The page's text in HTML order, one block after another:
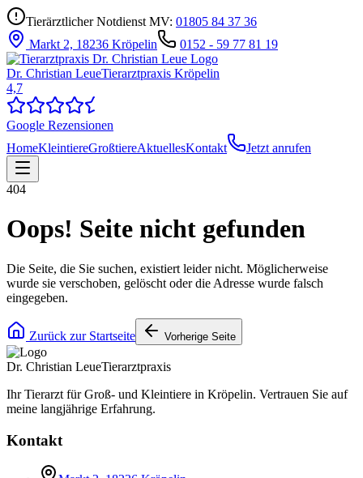
Tierärztlicher Notdienst MV: 01805 84 37 36
Markt 2, 18236 Kröpelin
0152 - 59 77 81 19
Dr. Christian LeueTierarztpraxis Kröpelin
4,7
Google Rezensionen
HomeKleintiereGroßtiereAktuellesKontakt Jetzt anrufen
404
Oops! Seite nicht gefunden
Die Seite, die Sie suchen, existiert leider nicht. Möglicherweise
wurde sie verschoben, gelöscht oder die Adresse wurde falsch
eingegeben.
Zurück zur Startseite Vorherige Seite
Dr. Christian LeueTierarztpraxis
Ihr Tierarzt für Groß- und Kleintiere in Kröpelin. Vertrauen Sie auf
meine langjährige Erfahrung.
Kontakt